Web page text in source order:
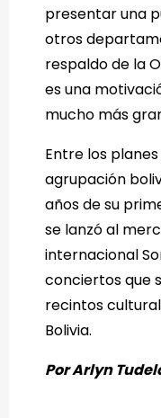
presentar una
otros
respaldo de la
es una
mucho más
Entre los
agrupación
años de su
se lanzó al
internacional
conciertos que
recintos
Bolivia.
Por Arlyn